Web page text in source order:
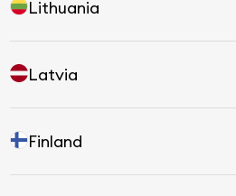
Lithuania
Latvia
Finland